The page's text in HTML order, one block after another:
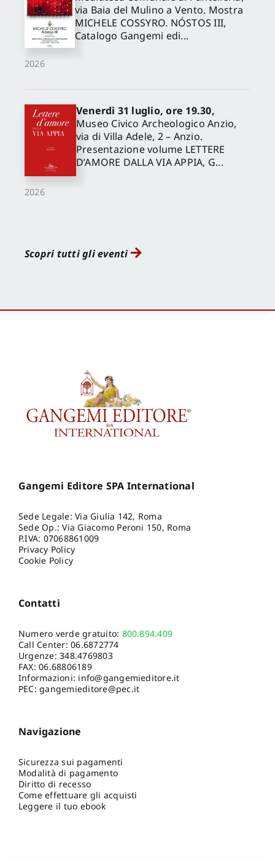
2026
via Baia del Mulino a Vento. Mostra
MICHELE COSSYRO. NÓSTOS III,
Catalogo Gangemi edi...
2026
Venerdì 31 luglio, ore 19.30,
Museo Civico Archeologico Anzio,
via di Villa Adele, 2 – Anzio.
Presentazione volume LETTERE
D’AMORE DALLA VIA APPIA, G...
Scopri tutti gli eventi
Gangemi Editore SPA International
Sede Legale: Via Giulia 142, Roma
Sede Op.: Via Giacomo Peroni 150, Roma
P.IVA: 07068861009
Privacy Policy
Cookie Policy
Contatti
Numero verde gratuito: 800.894.409
Call Center:06.6872774
Urgenze:348.4769803
FAX: 06.68806189
Informazioni: info@gangemieditore.it
PEC: gangemieditore@pec.it
Navigazione
Sicurezza sui pagamenti
Modalità di pagamento
Diritto di recesso
Come effettuare gli acquisti
Leggere il tuo ebook